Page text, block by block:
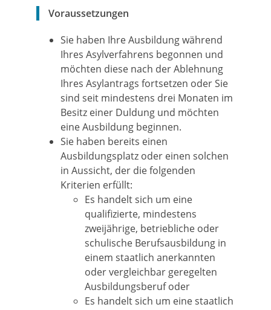
Voraussetzungen
Sie haben Ihre Ausbildung während
Ihres Asylverfahrens begonnen und
möchten diese nach der Ablehnung
Ihres Asylantrags fortsetzen oder Sie
sind seit mindestens drei Monaten im
Besitz einer Duldung und möchten
eine Ausbildung beginnen.
Sie haben bereits einen
Ausbildungsplatz oder einen solchen
in Aussicht, der die folgenden
Kriterien erfüllt:
Es handelt sich um eine
qualifizierte, mindestens
zweijährige, betriebliche oder
schulische Berufsausbildung in
einem staatlich anerkannten
oder vergleichbar geregelten
Ausbildungsberuf oder
Es handelt sich um eine staatlich